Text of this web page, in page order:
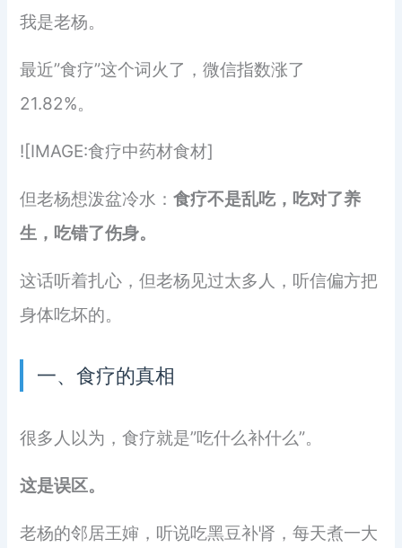
我是老杨。
最近”食疗”这个词火了，微信指数涨了
21.82%。
![IMAGE:食疗中药材食材]
但老杨想泼盆冷水：食疗不是乱吃，吃对了养
生，吃错了伤身。
这话听着扎心，但老杨见过太多人，听信偏方把
身体吃坏的。
一、食疗的真相
很多人以为，食疗就是”吃什么补什么”。
这是误区。
老杨的邻居王婶，听说吃黑豆补肾，每天煮一大